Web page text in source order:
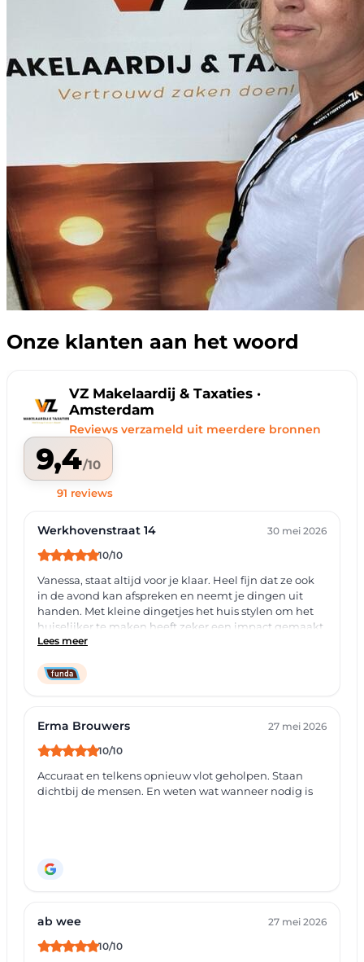
Onze klanten aan het woord